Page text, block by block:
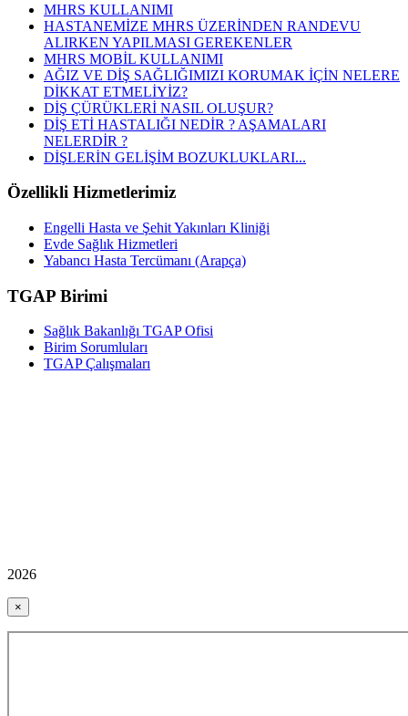
MHRS KULLANIMI
HASTANEMİZE MHRS ÜZERİNDEN RANDEVU
ALIRKEN YAPILMASI GEREKENLER
MHRS MOBİL KULLANIMI
AĞIZ VE DİŞ SAĞLIĞIMIZI KORUMAK İÇİN NELERE
DİKKAT ETMELİYİZ?
DİŞ ÇÜRÜKLERİ NASIL OLUŞUR?
DİŞ ETİ HASTALIĞI NEDİR ? AŞAMALARI
NELERDİR ?
DİŞLERİN GELİŞİM BOZUKLUKLARI...
Özellikli Hizmetlerimiz
Engelli Hasta ve Şehit Yakınları Kliniği
Evde Sağlık Hizmetleri
Yabancı Hasta Tercümanı (Arapça)
TGAP Birimi
Sağlık Bakanlığı TGAP Ofisi
Birim Sorumluları
TGAP Çalışmaları
2026
×